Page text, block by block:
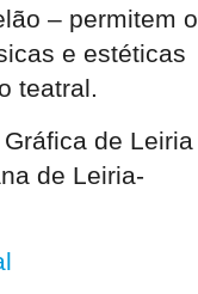
– permitem o
e estéticas
teatral.
de Leiria
de Leiria-